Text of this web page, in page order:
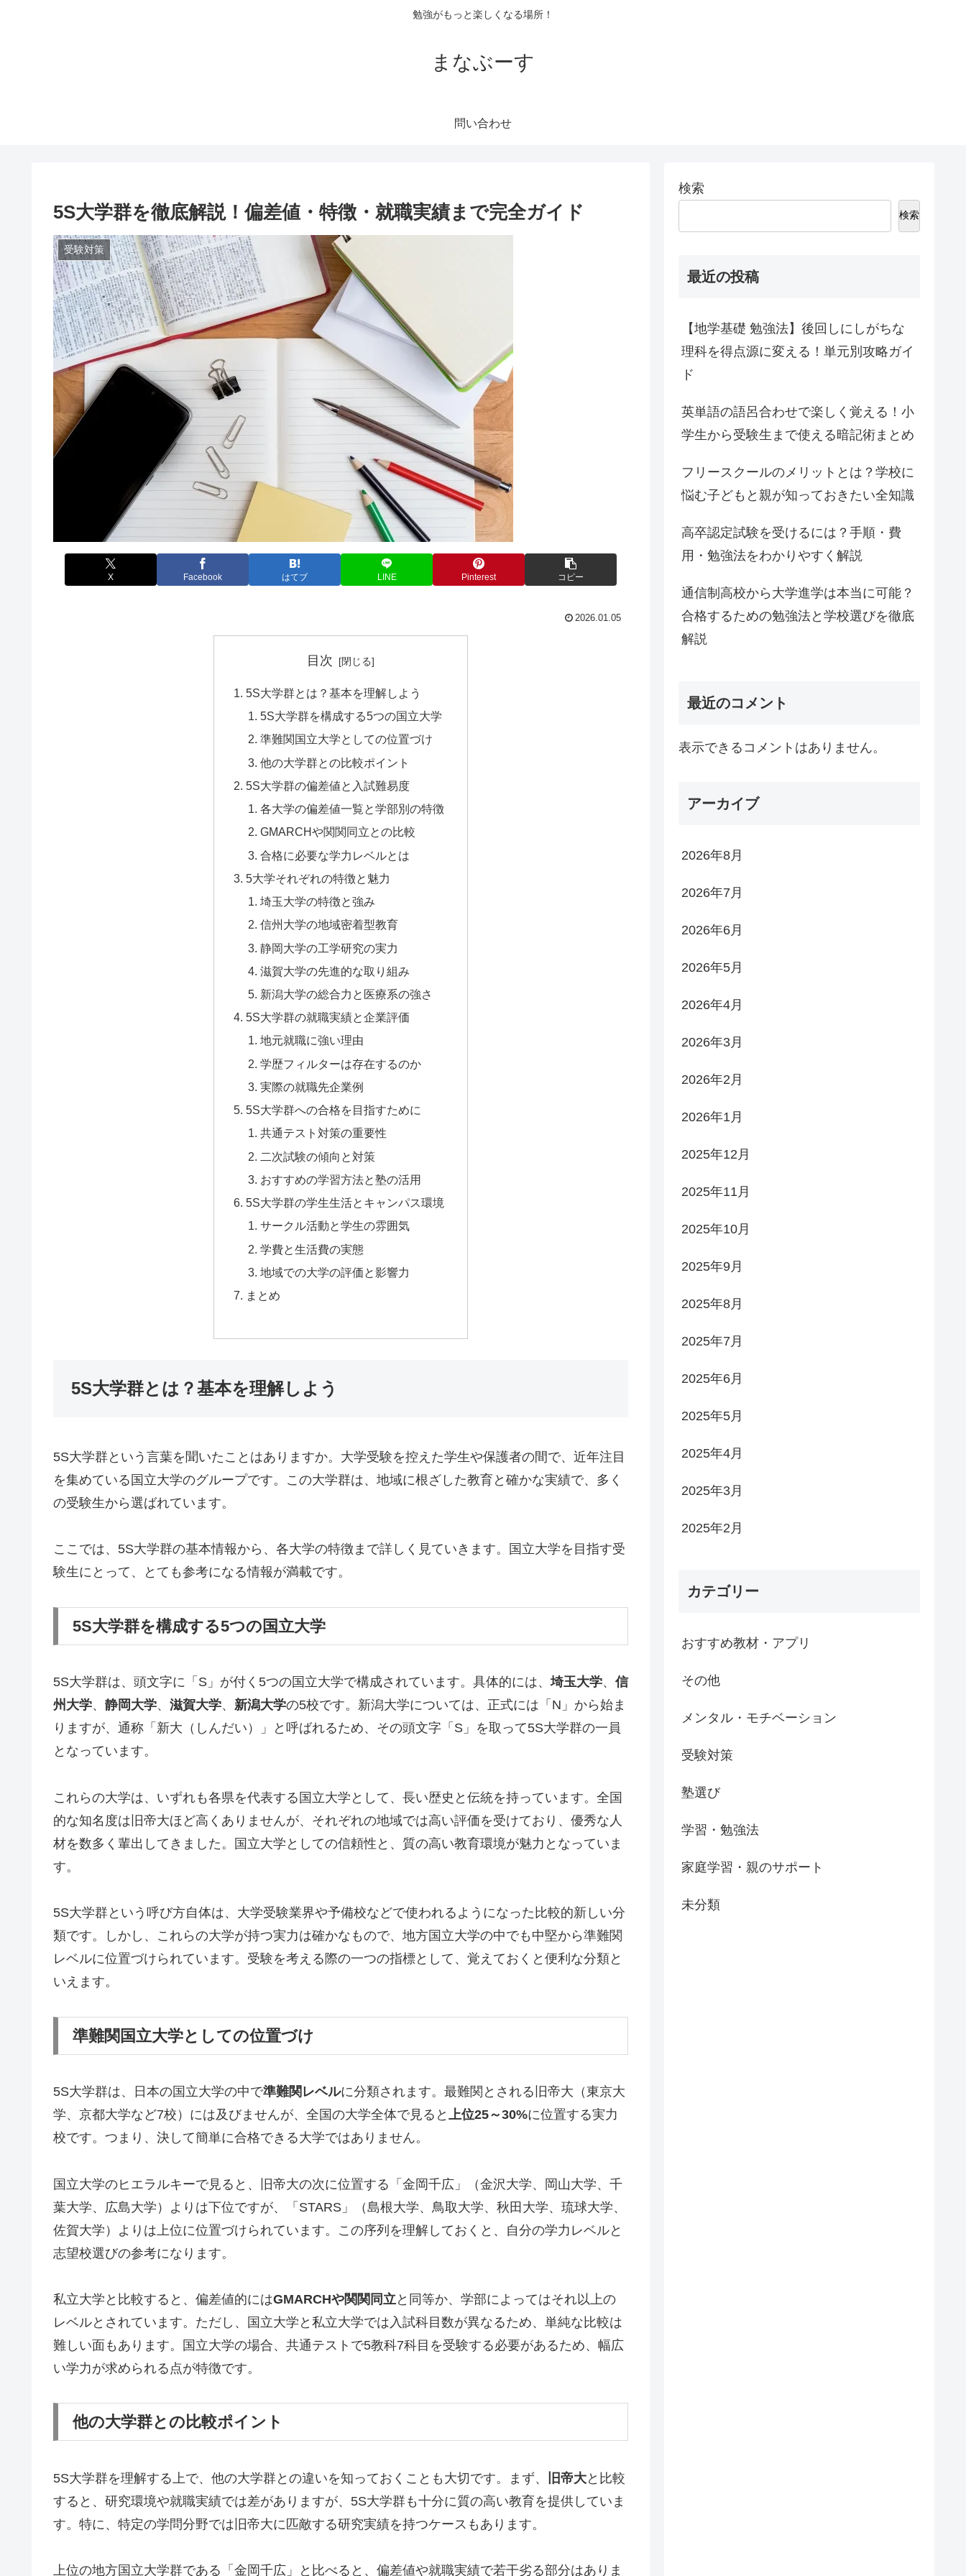
勉強がもっと楽しくなる場所！
まなぶーす
問い合わせ
5S大学群を徹底解説！偏差値・特徴・就職実績まで完全ガイド
受験対策
X Facebook はてブ LINE Pinterest コピー
2026.01.05
目次
5S大学群とは？基本を理解しよう
5S大学群を構成する5つの国立大学
準難関国立大学としての位置づけ
他の大学群との比較ポイント
5S大学群の偏差値と入試難易度
各大学の偏差値一覧と学部別の特徴
GMARCHや関関同立との比較
合格に必要な学力レベルとは
5大学それぞれの特徴と魅力
埼玉大学の特徴と強み
信州大学の地域密着型教育
静岡大学の工学研究の実力
滋賀大学の先進的な取り組み
新潟大学の総合力と医療系の強さ
5S大学群の就職実績と企業評価
地元就職に強い理由
学歴フィルターは存在するのか
実際の就職先企業例
5S大学群への合格を目指すために
共通テスト対策の重要性
二次試験の傾向と対策
おすすめの学習方法と塾の活用
5S大学群の学生生活とキャンパス環境
サークル活動と学生の雰囲気
学費と生活費の実態
地域での大学の評価と影響力
まとめ
5S大学群とは？基本を理解しよう
5S大学群という言葉を聞いたことはありますか。大学受験を控えた学生や保護者の間で、近年注目
を集めている国立大学のグループです。この大学群は、地域に根ざした教育と確かな実績で、多く
の受験生から選ばれています。
ここでは、5S大学群の基本情報から、各大学の特徴まで詳しく見ていきます。国立大学を目指す受
験生にとって、とても参考になる情報が満載です。
5S大学群を構成する5つの国立大学
5S大学群は、頭文字に「S」が付く5つの国立大学で構成されています。具体的には、埼玉大学、 信
州大学、 静岡大学、 滋賀大学、 新潟大学の5校です。新潟大学については、正式には「N」から始ま
りますが、通称「新大（しんだい）」と呼ばれるため、その頭文字「S」を取って5S大学群の一員
となっています。
これらの大学は、いずれも各県を代表する国立大学として、長い歴史と伝統を持っています。全国
的な知名度は旧帝大ほど高くありませんが、それぞれの地域では高い評価を受けており、優秀な人
材を数多く輩出してきました。国立大学としての信頼性と、質の高い教育環境が魅力となっていま
す。
5S大学群という呼び方自体は、大学受験業界や予備校などで使われるようになった比較的新しい分
類です。しかし、これらの大学が持つ実力は確かなもので、地方国立大学の中でも中堅から準難関
レベルに位置づけられています。受験を考える際の一つの指標として、覚えておくと便利な分類と
いえます。
準難関国立大学としての位置づけ
5S大学群は、日本の国立大学の中で準難関レベルに分類されます。最難関とされる旧帝大（東京大
学、京都大学など7校）には及びませんが、全国の大学全体で見ると 上位25～30%に位置する実力
校です。つまり、決して簡単に合格できる大学ではありません。
国立大学のヒエラルキーで見ると、旧帝大の次に位置する「金岡千広」（金沢大学、岡山大学、千
葉大学、広島大学）よりは下位ですが、「STARS」（島根大学、鳥取大学、秋田大学、琉球大学、
佐賀大学）よりは上位に位置づけられています。この序列を理解しておくと、自分の学力レベルと
志望校選びの参考になります。
私立大学と比較すると、偏差値的にはGMARCHや関関同立 と同等か、学部によってはそれ以上の
レベルとされています。ただし、国立大学と私立大学では入試科目数が異なるため、単純な比較は
難しい面もあります。国立大学の場合、共通テストで5教科7科目を受験する必要があるため、幅広
い学力が求められる点が特徴です。
他の大学群との比較ポイント
5S大学群を理解する上で、他の大学群との違いを知っておくことも大切です。まず、 旧帝大と比較
すると、研究環境や就職実績では差がありますが、5S大学群も十分に質の高い教育を提供していま
す。特に、特定の学問分野では旧帝大に匹敵する研究実績を持つケースもあります。
上位の地方国立大学群である「金岡千広」と比べると、偏差値や就職実績で若干劣る部分はありま
検索
検索
最近の投稿
【地学基礎 勉強法】後回しにしがちな
理科を得点源に変える！単元別攻略ガイ
ド
英単語の語呂合わせで楽しく覚える！小
学生から受験生まで使える暗記術まとめ
フリースクールのメリットとは？学校に
悩む子どもと親が知っておきたい全知識
高卒認定試験を受けるには？手順・費
用・勉強法をわかりやすく解説
通信制高校から大学進学は本当に可能？
合格するための勉強法と学校選びを徹底
解説
最近のコメント
表示できるコメントはありません。
アーカイブ
2026年8月
2026年7月
2026年6月
2026年5月
2026年4月
2026年3月
2026年2月
2026年1月
2025年12月
2025年11月
2025年10月
2025年9月
2025年8月
2025年7月
2025年6月
2025年5月
2025年4月
2025年3月
2025年2月
カテゴリー
おすすめ教材・アプリ
その他
メンタル・モチベーション
受験対策
塾選び
学習・勉強法
家庭学習・親のサポート
未分類